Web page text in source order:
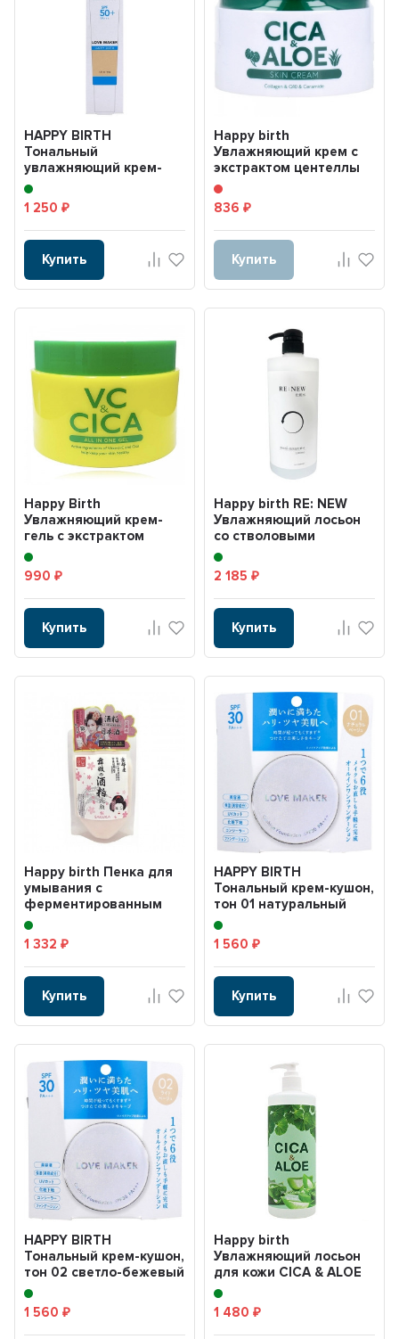
HAPPY BIRTH
Тональный
увлажняющий крем-
санскрин SPF50+,
PA+++ 40 г. LOVE MAK...
1 250₽
Купить
Happy birth
Увлажняющий крем с
экстрактом центеллы
(CICA) и алоэ,
гиалуронов...
836 ₽
Купить
Happy Birth
Увлажняющий крем-
гель с экстрактом
центеллы, 3 типами
производн...
990₽
Купить
Happy birth RE: NEW
Увлажняющий лосьон
со стволовыми
клетками,
гиалуроновой к...
2 185 ₽
Купить
Happy birth Пенка для
умывания с
ферментированным
экстрактом рисового
саке и ...
1 332₽
Купить
HAPPY BIRTH
Тональный крем-кушон,
тон 01 натуральный
бежевый 15г. LOVE
MAKER ...
1 560 ₽
Купить
HAPPY BIRTH
Тональный крем-кушон,
тон 02 светло-бежевый
15г. LOVE MAKER Cushi...
1 560₽
Happy birth
Увлажняющий лосьон
для кожи CICA & ALOE
500 мл
1 480 ₽